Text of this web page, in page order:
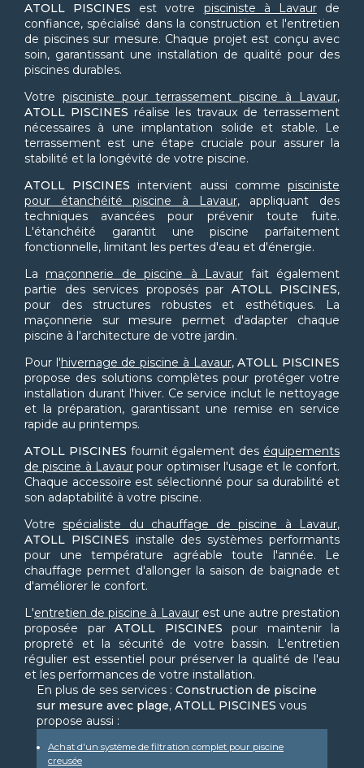
ATOLL PISCINES est votre pisciniste à Lavaurde
confiance, spécialisé dans la construction et l'entretien
de piscines sur mesure. Chaque projet est conçu avec
soin, garantissant une installation de qualité pour des
piscines durables.
Votre pisciniste pour terrassement piscine à Lavaur,
ATOLL PISCINES réalise les travaux de terrassement
nécessaires à une implantation solide et stable. Le
terrassement est une étape cruciale pour assurer la
stabilité et la longévité de votre piscine.
ATOLL PISCINES intervient aussi commepisciniste
pour étanchéité piscine à Lavaur, appliquant des
techniques avancées pour prévenir toute fuite.
L'étanchéité garantit une piscine parfaitement
fonctionnelle, limitant les pertes d'eau et d'énergie.
La maçonnerie de piscine à Lavaur fait également
partie des services proposés par ATOLL PISCINES,
pour des structures robustes et esthétiques. La
maçonnerie sur mesure permet d'adapter chaque
piscine à l'architecture de votre jardin.
Pour l'hivernage de piscine à Lavaur,ATOLL PISCINES
propose des solutions complètes pour protéger votre
installation durant l'hiver. Ce service inclut le nettoyage
et la préparation, garantissant une remise en service
rapide au printemps.
ATOLL PISCINES fournit également des équipements
de piscine à Lavaur pour optimiser l'usage et le confort.
Chaque accessoire est sélectionné pour sa durabilité et
son adaptabilité à votre piscine.
Votre spécialiste du chauffage de piscine à Lavaur,
ATOLL PISCINES installe des systèmes performants
pour une température agréable toute l'année. Le
chauffage permet d'allonger la saison de baignade et
d'améliorer le confort.
L'entretien de piscine à Lavaurest une autre prestation
proposée par ATOLL PISCINES pour maintenir la
propreté et la sécurité de votre bassin. L'entretien
régulier est essentiel pour préserver la qualité de l'eau
et les performances de votre installation.
En plus de ses services : Construction de piscine
sur mesure avec plage, ATOLL PISCINES vous
propose aussi :
Achat d'un système de filtration complet pour piscine
creusée